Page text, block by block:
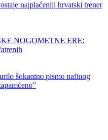
najplaćeniji hrvatski trener
NOGOMETNE ERE:
šokantno pismo naftnog